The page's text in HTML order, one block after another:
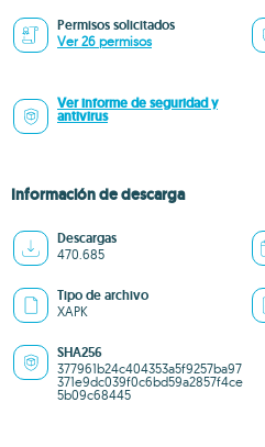
Permisos solicitados
Ver 26 permisos
Ver informe de seguridad y
antivirus
Información de descarga
Descargas
470.685
Tipo de archivo
XAPK
SHA256
377961b24c404353a5f9257ba97
371e9dc039f0c6bd59a2857f4ce
5b09c68445